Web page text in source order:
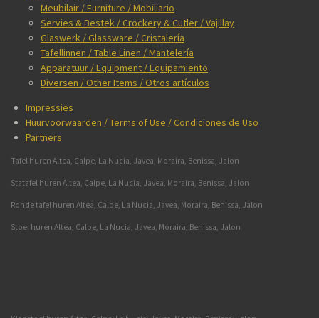
Meubilair / Furniture / Mobiliario
Servies & Bestek / Crockery & Cutler / Vajillay
Glaswerk / Glassware / Cristalería
Tafellinnen / Table Linen / Mantelería
Apparatuur / Equipment / Equipamiento
Diversen / Other Items / Otros artículos
Impressies
Huurvoorwaarden / Terms of Use / Condiciones de Uso
Partners
Tafel huren Altea, Calpe, La Nucia, Javea, Moraira, Benissa, Jalon
Statafel huren Altea, Calpe, La Nucia, Javea, Moraira, Benissa, Jalon
Ronde tafel huren Altea, Calpe, La Nucia, Javea, Moraira, Benissa, Jalon
Stoel huren Altea, Calpe, La Nucia, Javea, Moraira, Benissa, Jalon